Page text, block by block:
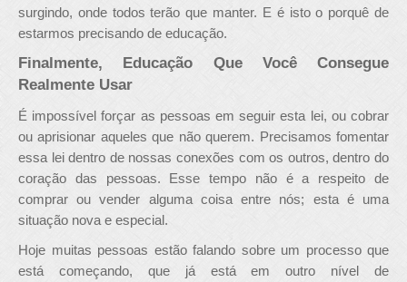
surgindo, onde todos terão que manter. E é isto o porquê de
estarmos precisando de educação.
Finalmente, Educação Que Você Consegue
Realmente Usar
É impossível forçar as pessoas em seguir esta lei, ou cobrar
ou aprisionar aqueles que não querem. Precisamos fomentar
essa lei dentro de nossas conexões com os outros, dentro do
coração das pessoas. Esse tempo não é a respeito de
comprar ou vender alguma coisa entre nós; esta é uma
situação nova e especial.
Hoje muitas pessoas estão falando sobre um processo que
está começando, que já está em outro nível de